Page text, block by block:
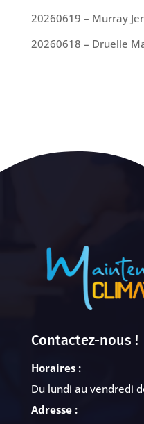
20260619 – Murray
20260618 – Druelle
Contactez-nous !
Horaires :
Du lundi au vendredi
Adresse :